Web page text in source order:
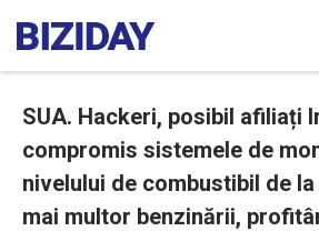
SUA. Hackeri, posibil afiliați
compromis sistemele de
nivelului de combustibil de
mai multor benzinării,